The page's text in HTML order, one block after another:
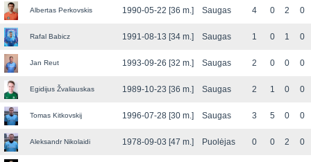
Albertas Perkovskis 1990-05-22 [36 m.] Saugas 4 0 2 0
Rafal Babicz 1991-08-13 [34 m.] Saugas 1 0 1 0
Jan Reut 1993-09-26 [32 m.] Saugas 2 0 0 0
Egidijus Žvaliauskas 1989-10-23 [36 m.] Saugas 2 1 0 0
Tomas Kitkovskij 1996-07-28 [30 m.] Saugas 3 5 0 0
Aleksandr Nikolaidi 1978-09-03 [47 m.] Puolėjas 0 0 2 0